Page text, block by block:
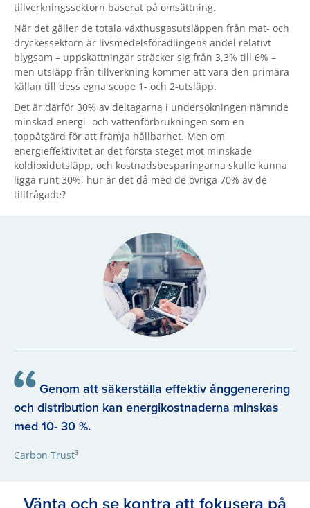
tillverkningssektorn baserat på omsättning.
När det gäller de totala växthusgasutsläppen från mat- och
dryckessektorn är livsmedelsförädlingens andel relativt
blygsam – uppskattningar sträcker sig från 3,3% till 6% –
men utsläpp från tillverkning kommer att vara den primära
källan till dess egna scope 1- och 2-utsläpp.
Det är därför 30% av deltagarna i undersökningen nämnde
minskad energi- och vattenförbrukningen som en
toppåtgärd för att främja hållbarhet. Men om
energieffektivitet är det första steget mot minskade
koldioxidutsläpp, och kostnadsbesparingarna skulle kunna
ligga runt 30%, hur är det då med de övriga 70% av de
tillfrågade?
Genom att säkerställa effektiv ånggenerering
och distribution kan energikostnaderna minskas
med 10- 30 %.
Carbon Trust³